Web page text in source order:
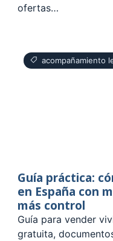
ofertas…
acompañamiento
Guía práctica:
en España con
más control
Guía para vender
gratuita,